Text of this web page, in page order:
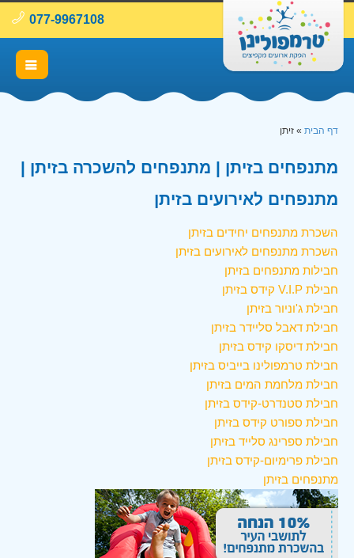
077-9967108
דף הבית » זיתן
מתנפחים בזיתן | מתנפחים להשכרה בזיתן |
מתנפחים לאירועים בזיתן
השכרת מתנפחים יחידים בזיתן
השכרת מתנפחים לאירועים בזיתן
חבילות מתנפחים בזיתן
חבילת V.I.P קידס בזיתן
חבילת ג'וניור בזיתן
חבילת דאבל סליידר בזיתן
חבילת דיסקו קידס בזיתן
חבילת טרמפולינו בייביס בזיתן
חבילת מלחמת המים בזיתן
חבילת סטנדרט-קידס בזיתן
חבילת ספורט קידס בזיתן
חבילת ספרינג סלייד בזיתן
חבילת פרימיום-קידס בזיתן
מתנפחים בזיתן